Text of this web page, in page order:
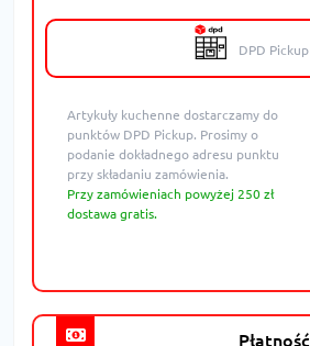
DPD Pickup
Artykuły kuchenne dostarczamy do
punktów DPD Pickup. Prosimy o
podanie dokładnego adresu punktu
przy składaniu zamówienia.
Przy zamówieniach powyżej 250 zł
dostawa gratis.
Płatność